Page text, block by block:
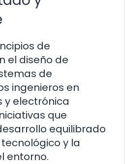
de
el diseño de
de
ingenieros en
y electrónica
que
equilibrado
y la
entorno.